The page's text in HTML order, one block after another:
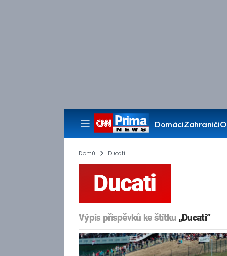
DomácíZahraničí
Pořady
Domů Ducati
Ducati
Výpis příspěvků ke štítku „Ducati“